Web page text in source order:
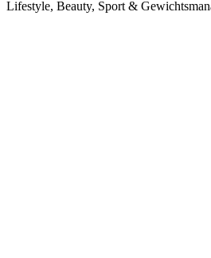
Lifestyle, Beauty, Sport &